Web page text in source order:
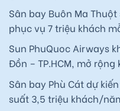
Sân bay Buôn Ma
phục vụ 7 triệu khách
Sun PhuQuoc Airways
Đồn – TP.HCM, mở
Sân bay Phù Cát dự
suất 3,5 triệu khách/